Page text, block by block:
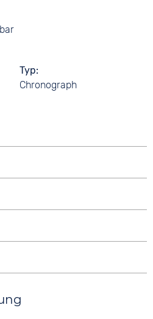
Typ
Chronograph